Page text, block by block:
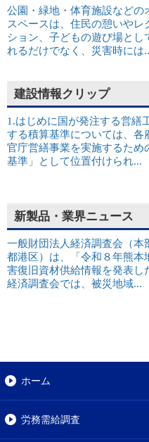
公園・緑地・体育施設などの
スペースは、住民の憩いやレ
ション、子どもの遊び場とし
れるだけでなく、災害時には
建設情報クリップ
1.はじめに国が発注する営繕
する積算基準については、各
官庁営繕事業を実施するため
基準」として位置付けられ...
新製品・業界ニュース
一般財団法人経済調査会（本
都港区）は、「令和８年熊本
害復旧資材供給情報を発表し
経済調査会では、被災地域...
ホーム
労務需給調査